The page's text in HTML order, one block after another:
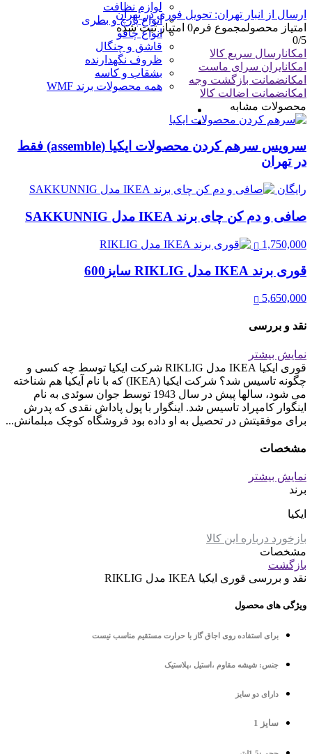
لوازم نظافت
انواع پارچ و بطری
انواع چاقو
قاشق و چنگال
ظروف نگهدارنده
بشقاب و کاسه
همه محصولات برند WMF
ارسال از انبار تهران: تحویل فوری در تهران
امتیاز محصولمجموع فرم0 امتیاز ثبت شده
0/5
امکانارسال سریع کالا
امکانایران سرای ماست
امکانضمانت بازگشت وجه
امکانضمانت اضالت کالا
محصولات مشابه
سرویس سرهم کردن محصولات ایکیا (assemble) فقط
در تهران
رایگان
صافی و دم کن چای برند IKEA مدل SAKKUNNIG
1,750,000
قوری برند IKEA مدل RIKLIG سایز600
5,650,000
نقد و بررسی
نمایش بیشتر
قوری ایکیا IKEA مدل RIKLIG شرکت ایکیا توسط چه کسی و
چگونه تاسیس شد؟ شرکت ایکیا (IKEA) که با نام آیکیا هم شناخته
می شود، سالها پیش در سال 1943 توسط جوان سوئدی به نام
اینگوار کامپراد تاسیس شد. اینگوار با پول پاداش نقدی که پدرش
برای موفقیتش در تحصیل به او داده بود فروشگاه کوچک مبلمانش...
مشخصات
نمایش بیشتر
برند
ایکیا
بازخورد درباره این کالا
مشخصات
بازگشت
نقد و بررسی قوری ایکیا IKEA مدل RIKLIG
ویژگی های محصول
برای استفاده روی اجاق گاز با حرارت مستقیم مناسب نیست
جنس: شیشه مقاوم ،استیل ،پلاستیک
دارای دو سایز
سایز 1